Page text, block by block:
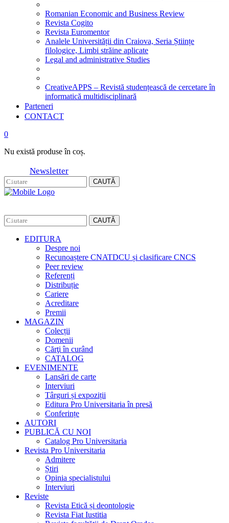
Romanian Economic and Business Review
Revista Cogito
Revista Euromentor
Analele Universității din Craiova, Seria Științe
filologice, Limbi străine aplicate
Legal and administrative Studies
CreativeAPPS – Revistă studențească de cercetare în
informatică multidisciplinară
Parteneri
CONTACT
0
Nu există produse în coș.
Newsletter
CAUTĂ
CAUTĂ
EDITURA
Despre noi
Recunoaștere CNATDCU și clasificare CNCS
Peer review
Referenți
Distribuție
Cariere
Acreditare
Premii
MAGAZIN
Colecții
Domenii
Cărţi în curând
CATALOG
EVENIMENTE
Lansări de carte
Interviuri
Târguri și expoziții
Editura Pro Universitaria în presă
Conferințe
AUTORI
PUBLICĂ CU NOI
Catalog Pro Universitaria
Revista Pro Universitaria
Admitere
Știri
Opinia specialistului
Interviuri
Reviste
Revista Etică și deontologie
Revista Fiat Iustitia